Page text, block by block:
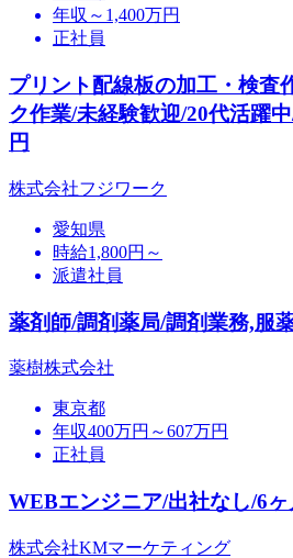
年収～1,400万円
正社員
プリント配線板の加工・検査
ク作業/未経験歓迎/20代活躍
円
株式会社フジワーク
愛知県
時給1,800円～
派遣社員
薬剤師/調剤薬局/調剤業務,服
薬樹株式会社
東京都
年収400万円～607万円
正社員
WEBエンジニア/出社なし/6
株式会社KMマーケティング